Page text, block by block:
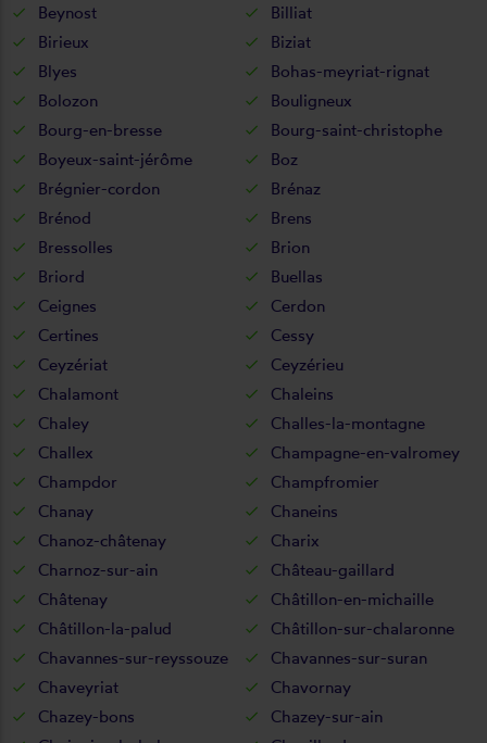
Beynost
Billiat
Birieux
Biziat
Blyes
Bohas-meyriat-rignat
Bolozon
Bouligneux
Bourg-en-bresse
Bourg-saint-christophe
Boyeux-saint-jérôme
Boz
Brégnier-cordon
Brénaz
Brénod
Brens
Bressolles
Brion
Briord
Buellas
Ceignes
Cerdon
Certines
Cessy
Ceyzériat
Ceyzérieu
Chalamont
Chaleins
Chaley
Challes-la-montagne
Challex
Champagne-en-valromey
Champdor
Champfromier
Chanay
Chaneins
Chanoz-châtenay
Charix
Charnoz-sur-ain
Château-gaillard
Châtenay
Châtillon-en-michaille
Châtillon-la-palud
Châtillon-sur-chalaronne
Chavannes-sur-reyssouze
Chavannes-sur-suran
Chaveyriat
Chavornay
Chazey-bons
Chazey-sur-ain